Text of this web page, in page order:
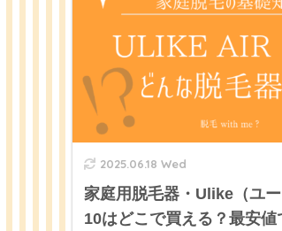
2025.06.18 Wed
家庭用脱毛器・Ulike（ユ
10はどこで買える？最安